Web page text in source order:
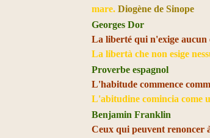
mare.Diogène de Sinope
Georges Dor
La liberté qui n'exige aucun
La libertà che non esige
Proverbe espagnol
L'habitude commence
L'abitudine comincia come
Benjamin Franklin
Ceux qui peuvent renoncer